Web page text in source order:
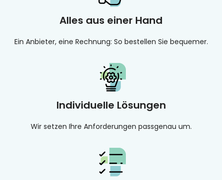
Alles aus einer Hand
Ein Anbieter, eine Rechnung: So bestellen Sie bequemer.
Individuelle Lösungen
Wir setzen Ihre Anforderungen passgenau um.